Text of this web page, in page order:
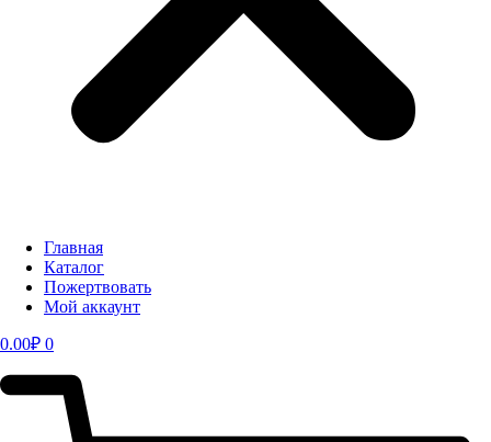
Главная
Каталог
Пожертвовать
Мой аккаунт
0.00₽ 0